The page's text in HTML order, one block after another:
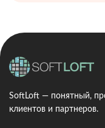
SoftLoft — понятный,
клиентов и партнеров.